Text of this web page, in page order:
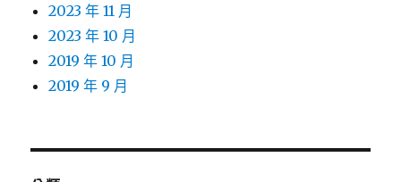
2023 年 11 月
2023 年 10 月
2019 年 10 月
2019 年 9 月